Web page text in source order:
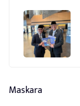
Maskara